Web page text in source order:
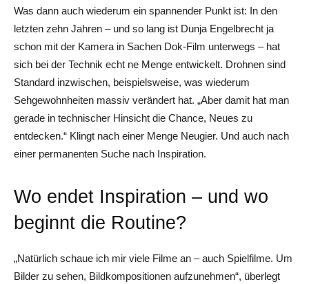
Was dann auch wiederum ein spannender Punkt ist: In den
letzten zehn Jahren – und so lang ist Dunja Engelbrecht ja
schon mit der Kamera in Sachen Dok-Film unterwegs – hat
sich bei der Technik echt ne Menge entwickelt. Drohnen sind
Standard inzwischen, beispielsweise, was wiederum
Sehgewohnheiten massiv verändert hat. „Aber damit hat man
gerade in technischer Hinsicht die Chance, Neues zu
entdecken.“ Klingt nach einer Menge Neugier. Und auch nach
einer permanenten Suche nach Inspiration.
Wo endet Inspiration – und wo
beginnt die Routine?
„Natürlich schaue ich mir viele Filme an – auch Spielfilme. Um
Bilder zu sehen, Bildkompositionen aufzunehmen“, überlegt